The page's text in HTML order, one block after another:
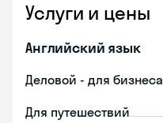
Услуги и цены
Английский язык
Деловой - для бизнеса
Для путешествий